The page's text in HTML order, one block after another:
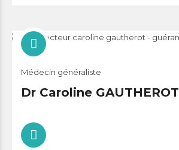
Médecin généraliste
Dr Caroline GAUTHEROT